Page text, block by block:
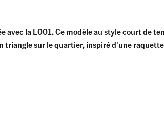
avec la L001. Ce modèle au style court de
triangle sur le quartier, inspiré d'une